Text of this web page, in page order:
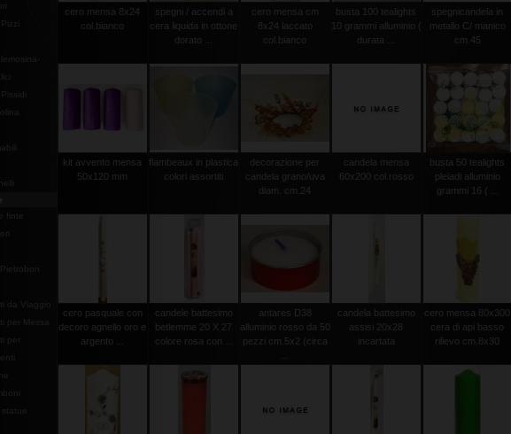
finte
da Viaggio
per Messa
per
cero mensa 8x24
col.bianco
spegni / accendi a
cera liquida in ottone
dorato ...
cero mensa cm
8x24 laccato
col.bianco
busta 100 tealights
10 grammi alluminio (
durata ...
spegnicandela in
metallo C/ manico
cm.45
kit avvento mensa
50x120 mm
flambeaux in plastica
colori assortiti
decorazione per
candela grano/uva
diam. cm.24
candela mensa
60x200 col.rosso
busta 50 tealights
pleiadi alluminio
grammi 16 ( ...
cero pasquale con
decoro agnello oro e
argento ...
candele battesimo
betlemme 20 X 27
colore rosa con ...
antares D38
alluminio rosso da 50
pezzi cm.5x2 (circa
candela battesimo
assisi 20x28
incartata
cero mensa 80x300
cera di api basso
rilievo cm.8x30